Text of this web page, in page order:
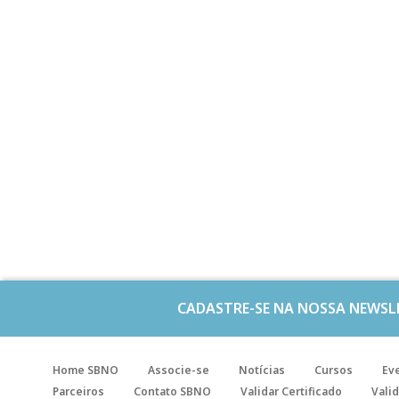
CADASTRE-SE NA NOSSA
Home SBNO Associe-se Notícias Cursos
Parceiros
Contato SBNO Validar Certificado